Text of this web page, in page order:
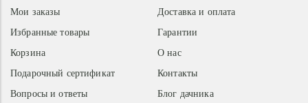
Доставка и оплата
Гарантии
О нас
Контакты
Блог дачника
Мои заказы
Избранные товары
Корзина
Подарочный сертификат
Вопросы и ответы